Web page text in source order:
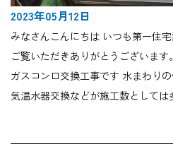
2023年05月12日
みなさんこんにちは いつも第一住
ご覧いただきありがとうございま
ガスコンロ交換工事です 水まわり
気温水器交換などが施工数として